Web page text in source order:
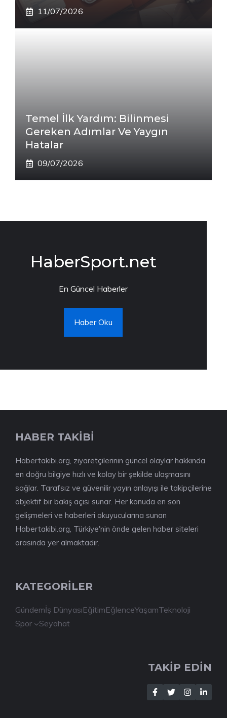
11/07/2026
Temel İlk Yardım: Bilinmesi
Gereken Adımlar Ve Yaygın
Hatalar
09/07/2026
HaberSport.net
En Güncel Haberler
Haber Oku
HABER TAKİBİ
Habertakibi.org, ziyaretçilerinin güncel olaylar hakkında
en doğru bilgiye hızlı ve kolay bir şekilde ulaşmasını
sağlar. Tarafsız ve güvenilir yayın anlayışı ile takipçilerine
objektif bir bakış açısı sunar. Her konuda en son
gelişmeleri ve haberleri okuyucularına sunan
Habertakibi.org, Türkiye'nin önde gelen haber siteleri
arasında yer almaktadır.
KATEGORİLER
Gündemİş DünyasıEğitimEğlenceYaşamTeknoloji
Spor
Seyahat
TAKİP EDİN